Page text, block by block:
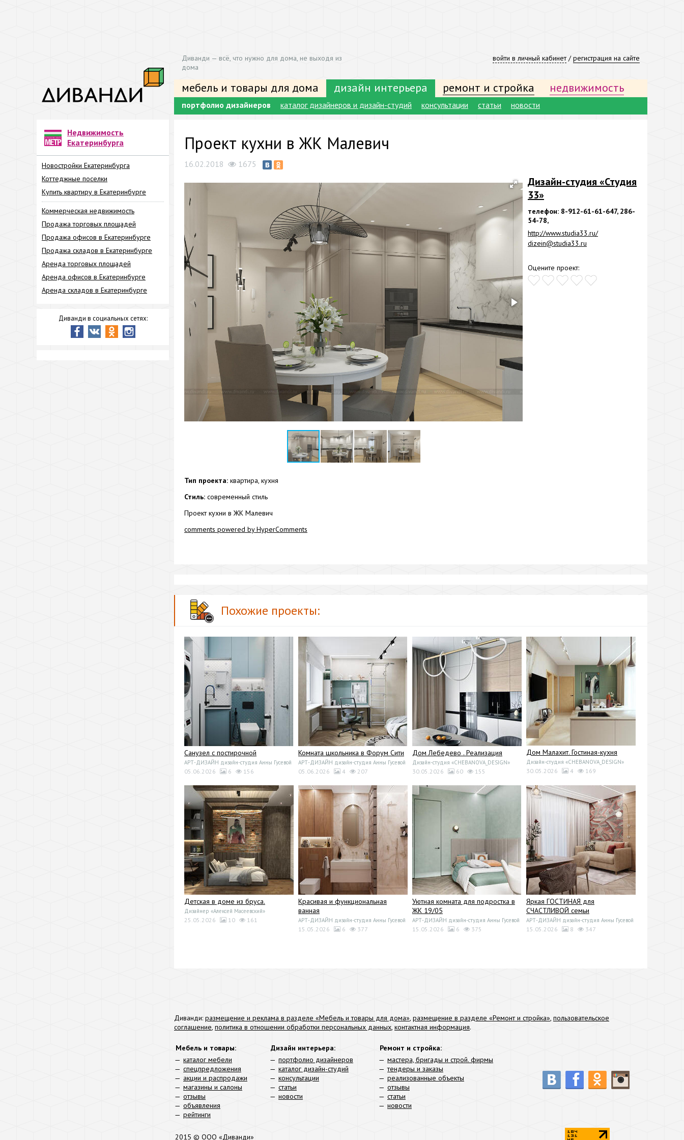
войти в личный кабинет/регистрация на сайте
Диванди — всё, что нужно для дома, не выходя из
дома
мебель и товары для дома дизайн интерьера ремонт и стройка недвижимость
портфолио дизайнеров каталог дизайнеров и дизайн-студий консультации статьи новости
Недвижимость
Екатеринбурга
Новостройки Екатеринбурга
Коттеджные поселки
Купить квартиру в Екатеринбурге
Коммерческая недвижимость
Продажа торговых площадей
Продажа офисов в Екатеринбурге
Продажа складов в Екатеринбурге
Аренда торговых площадей
Аренда офисов в Екатеринбурге
Аренда складов в Екатеринбурге
Диванди в социальных сетях:
Проект кухни в ЖК Малевич
16.02.2018 1675
Дизайн-студия «Студия
33»
телефон: 8-912-61-61-647, 286-
54-78,
http://www.studia33.ru/
dizein@studia33.ru
Оцените проект:
Тип проекта: квартира, кухня
Стиль: современный стиль
Проект кухни в ЖК Малевич
comments powered by HyperComments
Похожие проекты:
Санузел с постирочной
АРТ-ДИЗАЙН дизайн-студия Анны Гусевой
05.06.2026 6 156
Комната школьника в Форум Сити
АРТ-ДИЗАЙН дизайн-студия Анны Гусевой
05.06.2026 4 207
Дом Лебедево . Реализация
Дизайн-студия «CHEBANOVA_DESIGN»
30.05.2026 60 155
Дом Малахит. Гостиная-кухня
Дизайн-студия «CHEBANOVA_DESIGN»
30.05.2026 4 169
Детская в доме из бруса.
Дизайнер «Алексей Масеевский»
25.05.2026 10 161
Красивая и функциональная
ванная
АРТ-ДИЗАЙН дизайн-студия Анны Гусевой
15.05.2026 6 377
Уютная комната для подростка в
ЖК 19/05
АРТ-ДИЗАЙН дизайн-студия Анны Гусевой
15.05.2026 6 375
Яркая ГОСТИНАЯ для
СЧАСТЛИВОЙ семьи
АРТ-ДИЗАЙН дизайн-студия Анны Гусевой
15.05.2026 8 347
Диванди: размещение и реклама в разделе «Мебель и товары для дома», размещение в разделе «Ремонт и стройка», пользовательское
соглашение, политика в отношении обработки персональных данных, контактная информация.
Мебель и товары:
каталог мебели
спецпредложения
акции и распродажи
магазины и салоны
отзывы
объявления
рейтинги
Дизайн интерьера:
портфолио дизайнеров
каталог дизайн-студий
консультации
статьи
новости
Ремонт и стройка:
мастера, бригады и строй. фирмы
тендеры и заказы
реализованные объекты
отзывы
статьи
новости
2015 © ООО «Диванди»